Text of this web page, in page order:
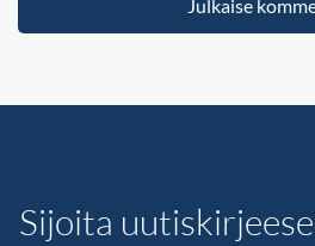
Sijoita